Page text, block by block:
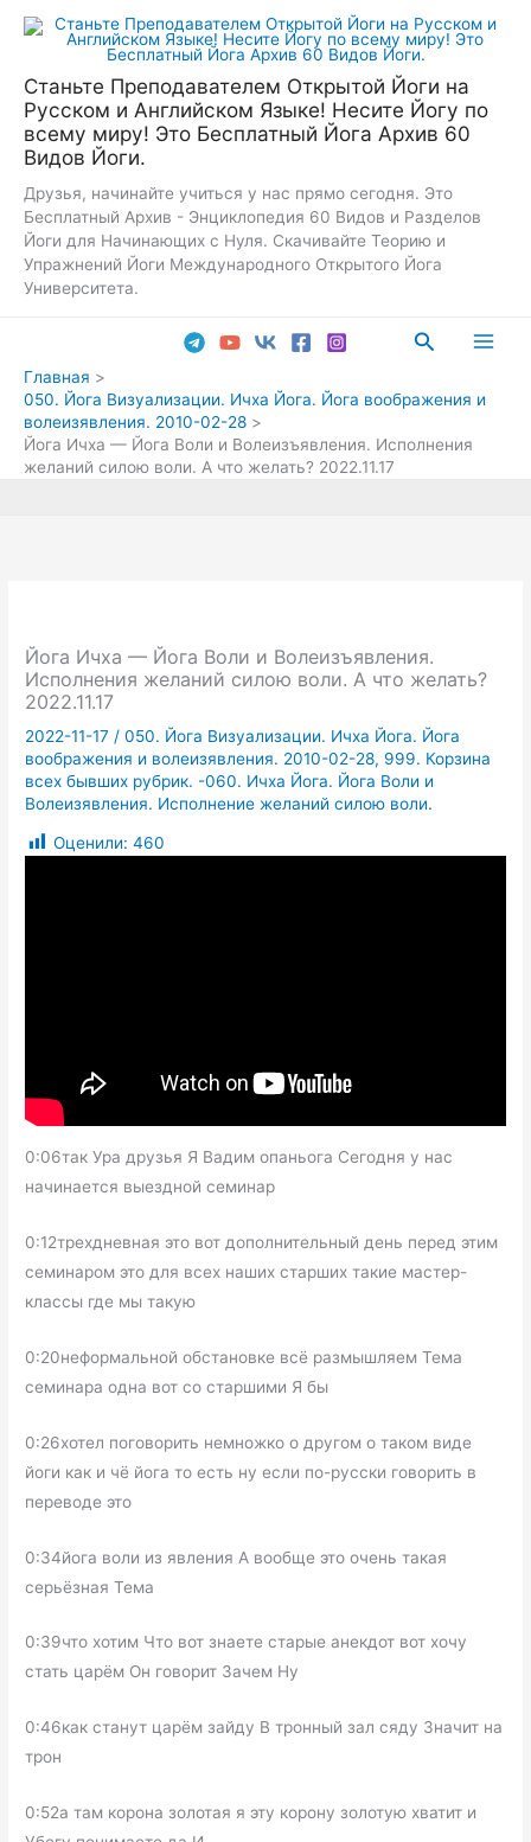
Перейти
Станьте Преподавателем Открытой Йоги на
Русском и Английском Языке! Несите Йогу по
всему миру! Это Бесплатный Йога Архив 60
Видов Йоги.
Друзья, начинайте учиться у нас прямо сегодня. Это
Бесплатный Архив - Энциклопедия 60 Видов и Разделов
Йоги для Начинающих с Нуля. Скачивайте Теорию и
Упражнений Йоги Международного Открытого Йога
Университета.
Поиск
Главная
050. Йога Визуализации. Ичха Йога. Йога воображения и
волеизявления. 2010-02-28
Йога Ичха — Йога Воли и Волеизъявления. Исполнения
желаний силою воли. А что желать? 2022.11.17
Йога Ичха — Йога Воли и Волеизъявления.
Исполнения желаний силою воли. А что желать?
2022.11.17
2022-11-17 /050. Йога Визуализации. Ичха Йога. Йога
воображения и волеизявления. 2010-02-28, 999. Корзина
всех бывших рубрик. -060. Ичха Йога. Йога Воли и
Волеизявления. Исполнение желаний силою воли.
Оценили: 460
0:06так Ура друзья Я Вадим опаньога Сегодня у нас
начинается выездной семинар
0:12трехдневная это вот дополнительный день перед этим
семинаром это для всех наших старших такие мастер-
классы где мы такую
0:20неформальной обстановке всё размышляем Тема
семинара одна вот со старшими Я бы
0:26хотел поговорить немножко о другом о таком виде
йоги как и чё йога то есть ну если по-русски говорить в
переводе это
0:34йога воли из явления А вообще это очень такая
серьёзная Тема
0:39что хотим Что вот знаете старые анекдот вот хочу
стать царём Он говорит Зачем Ну
0:46как станут царём зайду В тронный зал сяду Значит на
трон
0:52а там корона золотая я эту корону золотую хватит и